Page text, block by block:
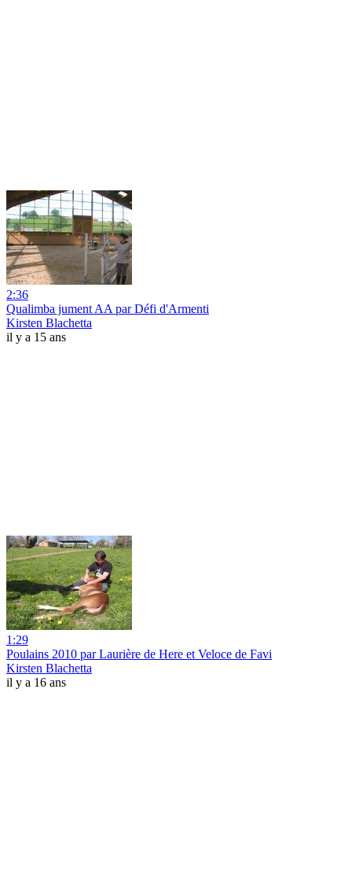
2:36
Qualimba jument AA par Défi d'Armenti
Kirsten Blachetta
il y a 15 ans
1:29
Poulains 2010 par Laurière de Here et Veloce de Favi
Kirsten Blachetta
il y a 16 ans